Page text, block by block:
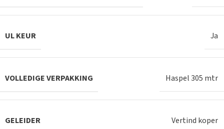
UL KEUR Ja
VOLLEDIGE VERPAKKING Haspel 305 mtr
GELEIDER Vertind koper